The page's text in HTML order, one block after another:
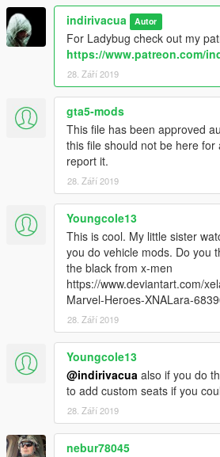
indirivacua Autor
For Ladybug check out my
https://www.patreon.com/
28. Září 2019
gta5-mods
This file has been approved
this file should not be here for
report it.
28. Září 2019
Youngcole13
This is cool. My little sister
you do vehicle mods. Do you
the black from x-men
https://www.deviantart.com/
Marvel-Heroes-XNALara-
28. Září 2019
Youngcole13
@indirivacua also if you do
to add custom seats if you
28. Září 2019
nebur78045